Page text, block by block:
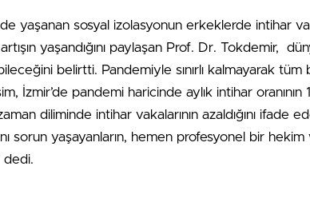
yaşanan sosyal izolasyonun erkeklerde intihar
yaşandığını paylaşan Prof. Dr. Tokdemir,
belirtti. Pandemiyle sınırlı kalmayarak tüm
İzmir’de pandemi haricinde aylık intihar oranının
diliminde intihar vakalarının azaldığını ifade
sorun yaşayanların, hemen profesyonel bir hekim
dedi.